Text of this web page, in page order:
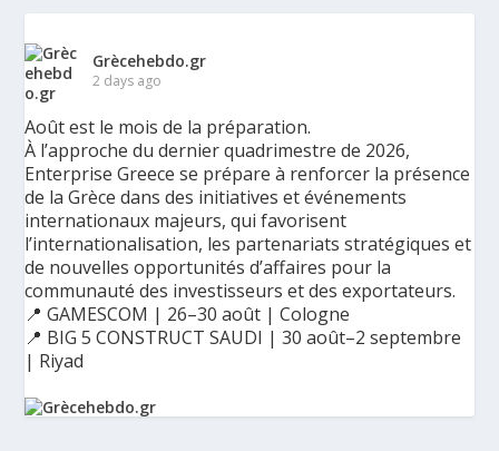
Grècehebdo.gr
2 days ago
Août est le mois de la préparation.
À l’approche du dernier quadrimestre de 2026,
Enterprise Greece se prépare à renforcer la présence
de la Grèce dans des initiatives et événements
internationaux majeurs, qui favorisent
l’internationalisation, les partenariats stratégiques et
de nouvelles opportunités d’affaires pour la
communauté des investisseurs et des exportateurs.
📍 GAMESCOM | 26–30 août | Cologne
📍 BIG 5 CONSTRUCT SAUDI | 30 août–2 septembre
| Riyad